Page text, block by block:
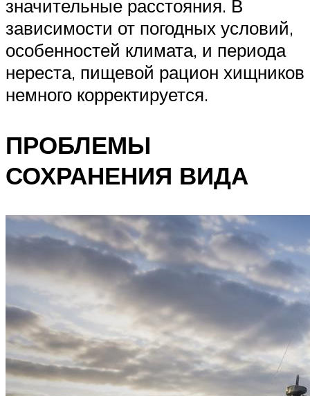
значительные расстояния. В
зависимости от погодных условий,
особенностей климата, и периода
нереста, пищевой рацион хищников
немного корректируется.
ПРОБЛЕМЫ
СОХРАНЕНИЯ ВИДА